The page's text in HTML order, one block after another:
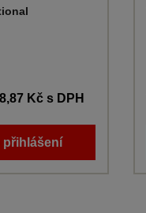
Kčs DPH
přihlášení